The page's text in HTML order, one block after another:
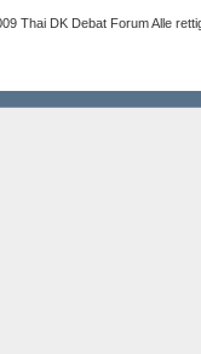
Thai DK Debat Forum Alle